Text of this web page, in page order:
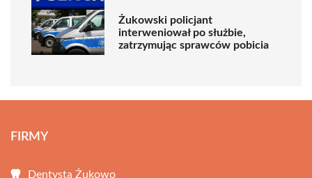
Żukowski policjant
interweniował po służbie,
zatrzymując sprawców pobicia
FIRMY
Dentysta Żukowo